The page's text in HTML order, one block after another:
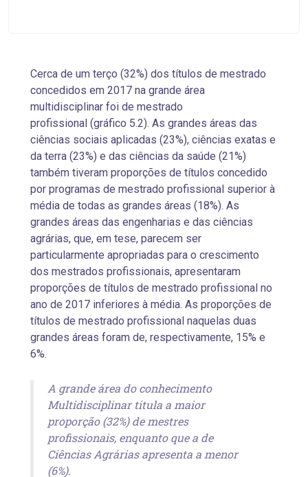
Cerca de um terço (32%) dos títulos de mestrado
concedidos em 2017 na grande área
multidisciplinar foi de mestrado
profissional (gráfico 5.2). As grandes áreas das
ciências sociais aplicadas (23%), ciências exatas e
da terra (23%) e das ciências da saúde (21%)
também tiveram proporções de títulos concedido
por programas de mestrado profissional superior à
média de todas as grandes áreas (18%). As
grandes áreas das engenharias e das ciências
agrárias, que, em tese, parecem ser
particularmente apropriadas para o crescimento
dos mestrados profissionais, apresentaram
proporções de títulos de mestrado profissional no
ano de 2017 inferiores à média. As proporções de
títulos de mestrado profissional naquelas duas
grandes áreas foram de, respectivamente, 15% e
6%.
A grande área do conhecimento
Multidisciplinar titula a maior
proporção (32%) de mestres
profissionais, enquanto que a de
Ciências Agrárias apresenta a menor
(6%).